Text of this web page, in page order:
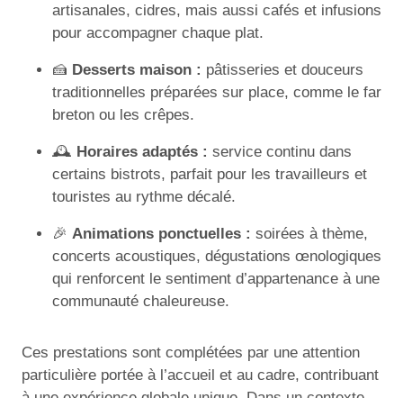
artisanales, cidres, mais aussi cafés et infusions
pour accompagner chaque plat.
🍰 Desserts maison : pâtisseries et douceurs
traditionnelles préparées sur place, comme le far
breton ou les crêpes.
🕰️ Horaires adaptés : service continu dans
certains bistrots, parfait pour les travailleurs et
touristes au rythme décalé.
🎉 Animations ponctuelles : soirées à thème,
concerts acoustiques, dégustations œnologiques
qui renforcent le sentiment d’appartenance à une
communauté chaleureuse.
Ces prestations sont complétées par une attention
particulière portée à l’accueil et au cadre, contribuant